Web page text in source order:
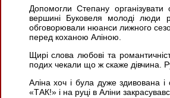
Допомогли Степану
вершині Буковеля молоді люди
обговорювали нюанси лижного
перед коханою Аліною.
Щирі слова любові та
подих чекали що ж скаже дівчина.
Аліна хоч і була дуже здивована
«ТАК!» і на руці в Аліни